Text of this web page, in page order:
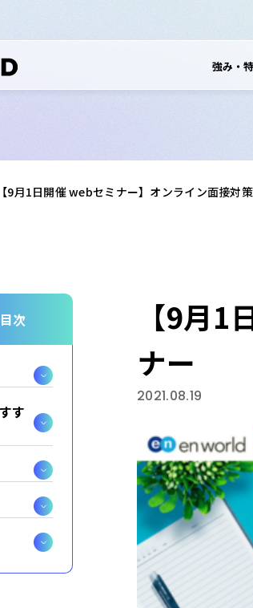
強み・
9月1日開催 webセミナー】オンライン面接対
次
す
【9月
ナー
2021.08.19